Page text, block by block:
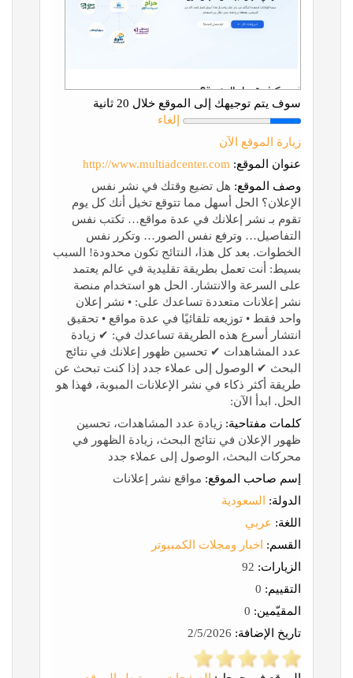
سوف يتم توجيهك إلى الموقع خلال 20 ثانية
إلغاء
زيارة الموقع الآن
عنوان الموقع: http://www.multiadcenter.com
وصف الموقع: هل تضيع وقتك في نشر نفس
الإعلان؟ الحل أسهل مما تتوقع تخيل أنك كل يوم
تقوم بـ نشر إعلانك في عدة مواقع… تكتب نفس
التفاصيل… وترفع نفس الصور… وتكرر نفس
الخطوات. بعد كل هذا، النتائج تكون محدودة! السبب
بسيط: أنت تعمل بطريقة تقليدية في عالم يعتمد
على السرعة والانتشار. الحل هو استخدام منصة
نشر إعلانات متعددة تساعدك على: • نشر إعلان
واحد فقط • توزيعه تلقائيًا في عدة مواقع • تحقيق
انتشار أسرع هذه الطريقة تساعدك في: ✔ زيادة
عدد المشاهدات ✔ تحسين ظهور إعلانك في نتائج
البحث ✔ الوصول إلى عملاء جدد إذا كنت تبحث عن
طريقة أكثر ذكاء في نشر الإعلانات المبوبة، فهذا هو
الحل. ابدأ الآن:
كلمات مفتاحية: زيادة عدد المشاهدات، تحسين
ظهور الإعلان في نتائج البحث، زيادة الظهور في
محركات البحث، الوصول إلى عملاء جدد
إسم صاحب الموقع: مواقع نشر إعلانات
الدولة:
السعودية
اللغة: عربي
القسم:
اخبار ومجلات الكمبيوتر
الزيارات:
التقييم:
المقيّمين:
تاريخ الإضافة: